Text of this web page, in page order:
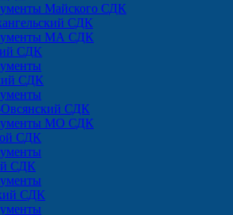
Майского СДК
СДК
МА СДК
СДК
СДК
СДК
МО СДК
СДК
СДК
СДК